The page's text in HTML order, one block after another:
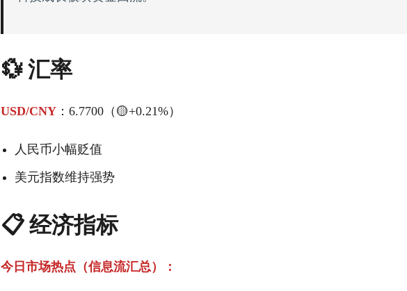
💱 汇率
USD/CNY ：6.7700（🟡+0.21%）
人民币小幅贬值
美元指数维持强势
📋 经济指标
今日市场热点（信息流汇总）：